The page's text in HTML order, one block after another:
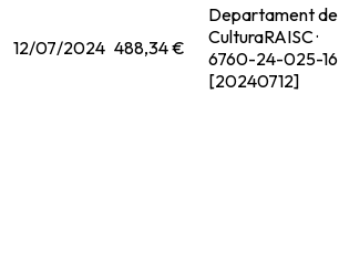
12/07/2024 488,34 €
Departament de
CulturaRAISC ·
6760-24-025-16
[20240712]